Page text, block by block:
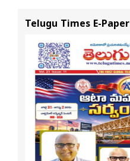
Telugu Times E-Paper